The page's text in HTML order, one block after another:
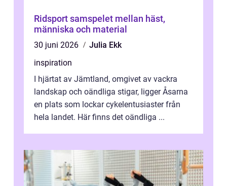
Ridsport samspelet mellan häst,
människa och material
30 juni 2026
Julia Ekk
inspiration
I hjärtat av Jämtland, omgivet av vackra
landskap och oändliga stigar, ligger Åsarna
en plats som lockar cykelentusiaster från
hela landet. Här finns det oändliga ...